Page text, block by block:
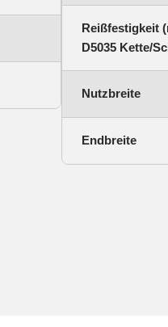
Reißfestigkeit
D5035 Kette/
Nutzbreite
Endbreite